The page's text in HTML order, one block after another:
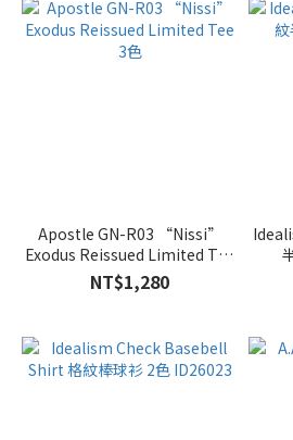
Apostle GN-R03 “Nissi”
Exodus Reissued Limited Tee
3色
NT$1,280